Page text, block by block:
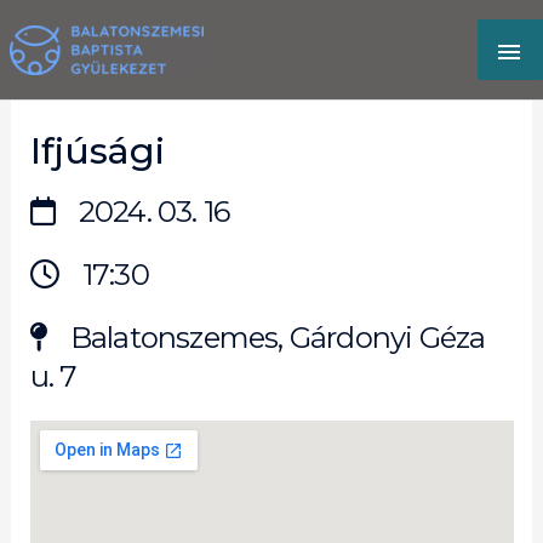
to
content
Ifjúsági
2024. 03. 16
17:30
Balatonszemes, Gárdonyi Géza
u. 7